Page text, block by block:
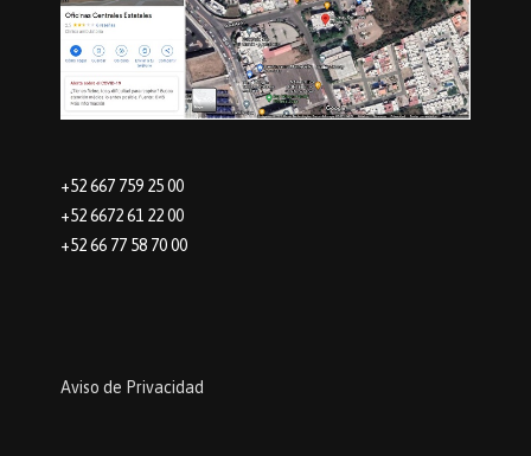
+52 667 759 25 00
+52 6672 61 22 00
+52 66 77 58 70 00
Aviso de Privacidad